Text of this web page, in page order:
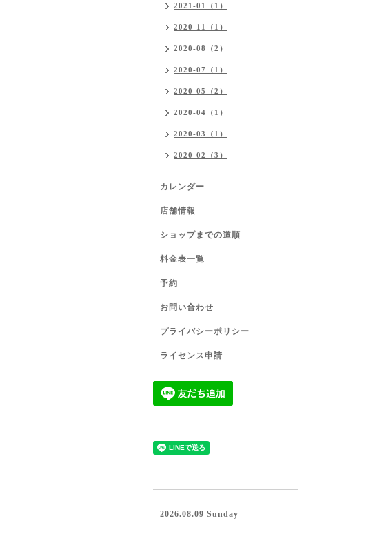
2021-01（1）
2020-11（1）
2020-08（2）
2020-07（1）
2020-05（2）
2020-04（1）
2020-03（1）
2020-02（3）
カレンダー
店舗情報
ショップまでの道順
料金表一覧
予約
お問い合わせ
プライバシーポリシー
ライセンス申請
2026.08.09 Sunday